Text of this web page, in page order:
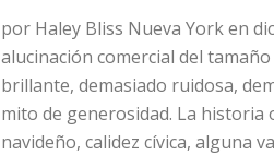
por Haley Bliss Nueva York en
alucinación comercial del
brillante, demasiado ruidosa,
mito de generosidad. La historia
navideño, calidez cívica, alguna